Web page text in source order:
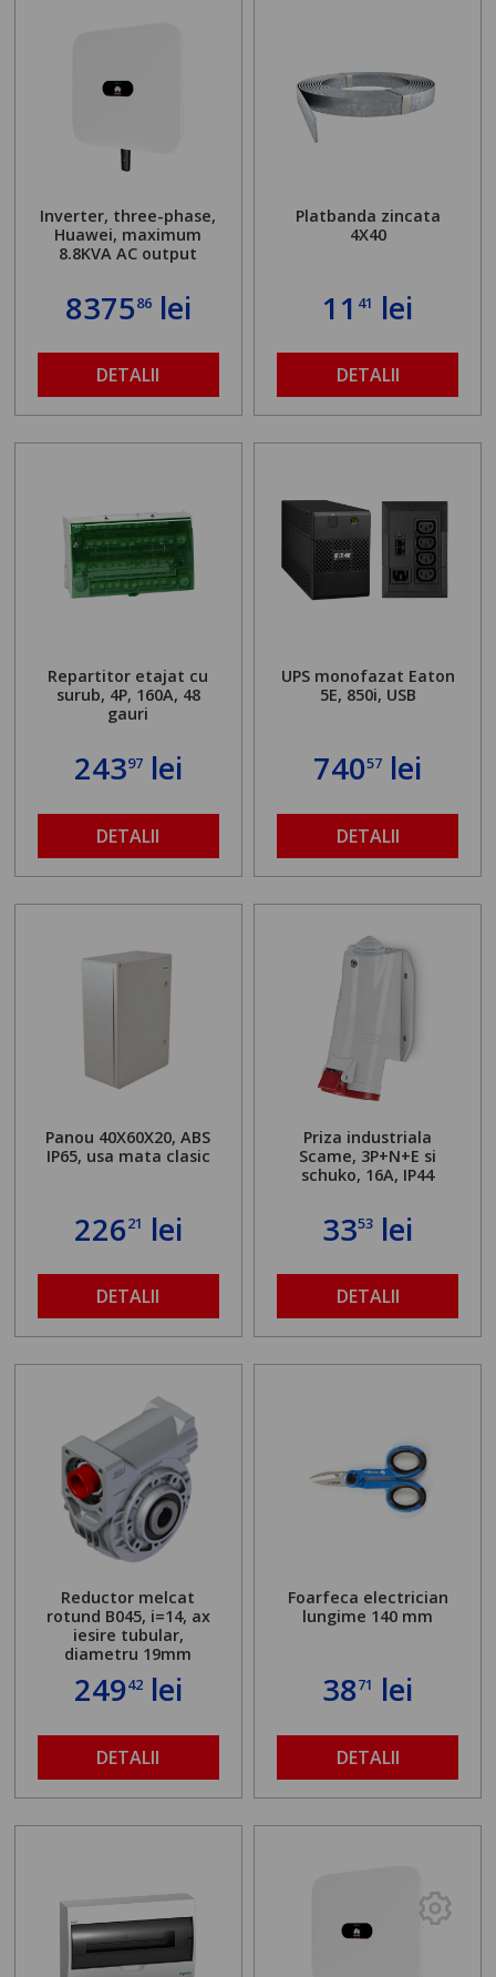
Inverter, three-phase,
Huawei, maximum
8.8KVA AC output
837586lei
DETALII
Platbanda zincata
4X40
11 41 lei
DETALII
Repartitor etajat cu
surub, 4P, 160A, 48
gauri
24397lei
DETALII
UPS monofazat Eaton
5E, 850i, USB
74057 lei
DETALII
Panou 40X60X20, ABS
IP65, usa mata clasic
22621 lei
DETALII
Priza industriala
Scame, 3P+N+E si
schuko, 16A, IP44
3353 lei
DETALII
Reductor melcat
rotund B045, i=14, ax
iesire tubular,
diametru 19mm
24942lei
DETALII
Foarfeca electrician
lungime 140 mm
3871 lei
DETALII